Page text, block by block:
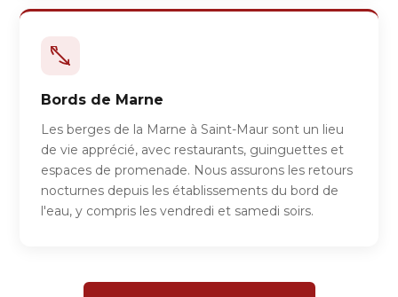
Bords de Marne
Les berges de la Marne à Saint-Maur sont un lieu
de vie apprécié, avec restaurants, guinguettes et
espaces de promenade. Nous assurons les retours
nocturnes depuis les établissements du bord de
l'eau, y compris les vendredi et samedi soirs.